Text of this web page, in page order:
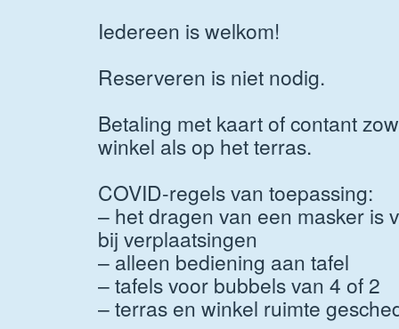
Iedereen is welkom!
Reserveren is niet nodig.
Betaling met kaart of contant
winkel als op het terras.
COVID-regels van toepassing:
– het dragen van een masker is
bij verplaatsingen
– alleen bediening aan tafel
– tafels voor bubbels van 4 of 2
– terras en winkel ruimte